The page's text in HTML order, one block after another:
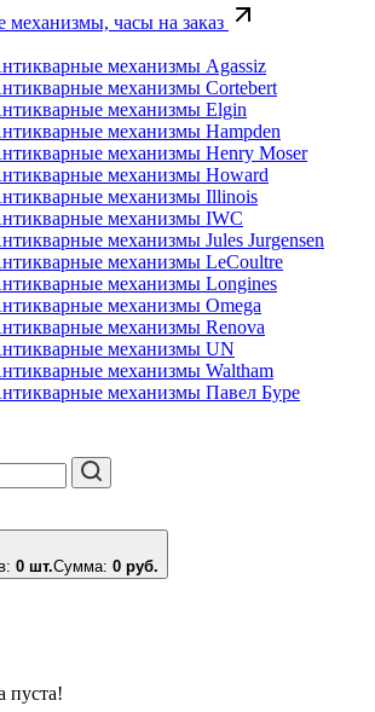
механизмы, часы на заказ
механизмы Agassiz
механизмы Cortebert
механизмы Elgin
механизмы Hampden
механизмы Henry Moser
механизмы Howard
механизмы Illinois
механизмы IWC
механизмы Jules Jurgensen
механизмы LeCoultre
механизмы Longines
механизмы Omega
механизмы Renova
механизмы UN
механизмы Waltham
механизмы Павел Буре
0 шт.Сумма: 0 руб.
пуста!